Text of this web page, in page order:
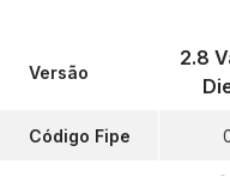
Versão
Código Fipe
2.8